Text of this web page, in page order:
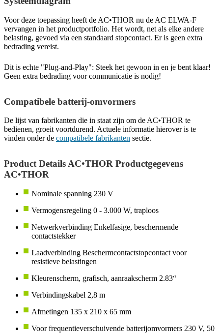
Voor deze toepassing heeft de AC•THOR nu de AC ELWA-F
vervangen in het productportfolio. Het wordt, net als elke andere
belasting, gevoed via een standaard stopcontact. Er is geen extra
bedrading vereist.
Dit is echte "Plug-and-Play": Steek het gewoon in en je bent klaar!
Geen extra bedrading voor communicatie is nodig!
Compatibele batterij-omvormers
De lijst van fabrikanten die in staat zijn om de AC•THOR te
bedienen, groeit voortdurend. Actuele informatie hierover is te
vinden onder de compatibele fabrikanten sectie.
Product Details AC•THOR Productgegevens
AC•THOR
Nominale spanning 230 V
Vermogensregeling 0 - 3.000 W, traploos
Netwerkverbinding Enkelfasige, beschermende
contactstekker
Laadverbinding Beschermcontactstopcontact voor
resistieve belastingen
Kleurenscherm, grafisch, aanraakscherm 2.83“
Verbindingskabel 2,8 m
Afmetingen 135 x 210 x 65 mm
Voor frequentieverschuivende batterijomvormers 230 V, 50